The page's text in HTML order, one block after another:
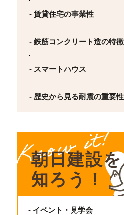
- 賃貸住宅の事業性
- 鉄筋コンクリート造の特徴
- スマートハウス
- 歴史から見る耐震の重要性
朝日建設を
知ろう！
- イベント・見学会